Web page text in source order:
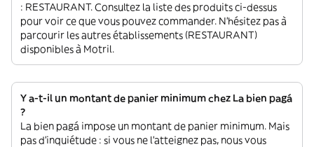
: RESTAURANT. Consultez la liste des produits ci-dessus
pour voir ce que vous pouvez commander. N'hésitez pas à
parcourir les autres établissements (RESTAURANT)
disponibles à Motril.
Y a-t-il un montant de panier minimum chez La bien pagá
?
La bien pagá impose un montant de panier minimum. Mais
pas d'inquiétude : si vous ne l'atteignez pas, nous vous